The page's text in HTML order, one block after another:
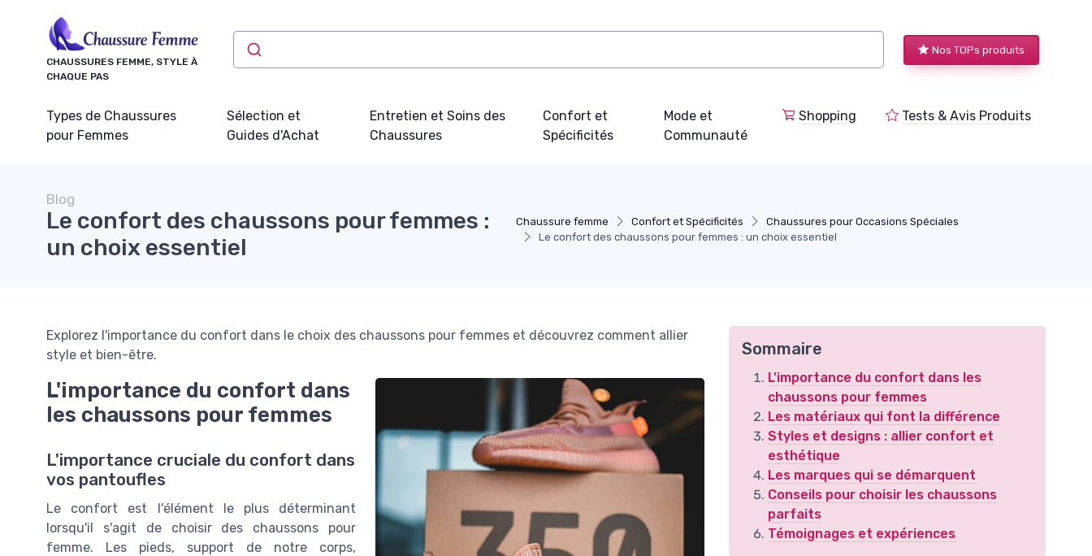
CHAUSSURES FEMME, STYLE À
CHAQUE PAS
Nos TOPs produits
Types de Chaussures
pour Femmes
Sélection et
Guides d'Achat
Entretien et Soins des
Chaussures
Confort et
Spécificités
Mode et
Communauté
Shopping Tests & Avis Produits
Chaussure femme Confort et Spécificités
Chaussures pour Occasions Spéciales
Le confort des chaussons pour femmes : un choix essentiel
Blog
Le confort des chaussons pour femmes :
un choix essentiel
Explorez l'importance du confort dans le choix des chaussons pour femmes et découvrez comment allier
style et bien-être.
L'importance du confort dans
les chaussons pour femmes
L'importance cruciale du confort dans
vos pantoufles
Le confort est l'élément le plus déterminant
lorsqu'il s'agit de choisir des chaussons pour
femme. Les pieds, support de notre corps,
Sommaire
L'importance du confort dans les
chaussons pour femmes
Les matériaux qui font la différence
Styles et designs : allier confort et
esthétique
Les marques qui se démarquent
Conseils pour choisir les chaussons
parfaits
Témoignages et expériences